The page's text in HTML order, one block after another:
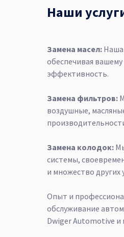
Наши
Замена масел: Наша
обеспечивая
эффективность.
Замена фильтров:
воздушные,
Замена колодок:
системы,
и множество других
Опыт и
обслуживание
Dwiger Automotive и